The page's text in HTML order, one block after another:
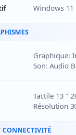
Windows 11
Graphique:
Son: Audio
Tactile 13 ''
Résolution
CONNECTIVITÉ